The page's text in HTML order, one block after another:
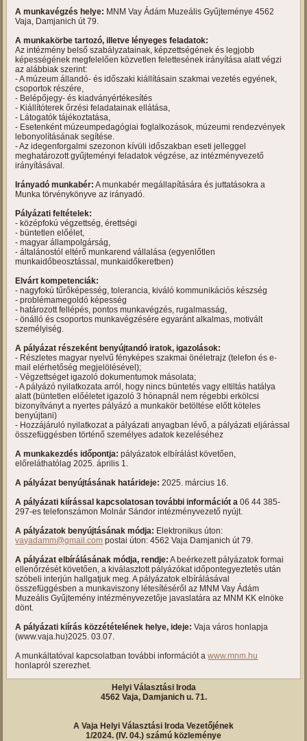
A munkavégzés helye: MNM Vay Ádám Muzeális Gyűjteménye 4562
Vaja, Damjanich út 79.
A munkakörbe tartozó, illetve lényeges feladatok:
Az intézmény belső szabályzatainak, képzettségének és legjobb
képességének megfelelően közvetlen felettesének irányítása alatt végzi
az alábbiak szerint:
- A múzeum állandó- és időszaki kiállításain szakmai vezetés egyének,
csoportok részére,
- Belépőjegy- és kiadványértékesítés
- Kiállítóterek őrzési feladatainak ellátása,
- Látogatók tájékoztatása,
- Esetenként múzeumpedagógiai foglalkozások, múzeumi rendezvények
lebonyolításának segítése.
- Az idegenforgalmi szezonon kívüli időszakban eseti jelleggel
meghatározott gyűjteményi feladatok végzése, az intézményvezető
irányításával.
Irányadó munkabér: A munkabér megállapítására és juttatásokra a
Munka törvénykönyve az irányadó.
Pályázati feltételek:
- középfokú végzettség, érettségi
- büntetlen előélet,
- magyar állampolgárság,
- általánostól eltérő munkarend vállalása (egyenlőtlen
munkaidőbeosztással, munkaidőkeretben)
Elvárt kompetenciák:
- nagyfokú tűrőképesség, tolerancia, kiváló kommunikációs készség
- problémamegoldó képesség
- határozott fellépés, pontos munkavégzés, rugalmasság,
- önálló és csoportos munkavégzésére egyaránt alkalmas, motivált
személyiség.
A pályázat részeként benyújtandó iratok, igazolások:
- Részletes magyar nyelvű fényképes szakmai önéletrajz (telefon és e-
mail elérhetőség megjelölésével);
- Végzettséget igazoló dokumentumok másolata;
- A pályázó nyilatkozata arról, hogy nincs büntetés vagy eltiltás hatálya
alatt (büntetlen előéletet igazoló 3 hónapnál nem régebbi erkölcsi
bizonyítványt a nyertes pályázó a munkakör betöltése előtt köteles
benyújtani)
- Hozzájáruló nyilatkozat a pályázati anyagban lévő, a pályázati eljárással
összefüggésben történő személyes adatok kezeléséhez
A munkakezdés időpontja: pályázatok elbírálást követően,
előreláthatólag 2025. április 1.
A pályázat benyújtásának határideje: 2025. március 16.
A pályázati kiírással kapcsolatosan további információt a 06 44 385-
297-es telefonszámon Molnár Sándor intézményvezető nyújt.
A pályázatok benyújtásának módja: Elektronikus úton:
vayadamm@gmail.com postai úton: 4562 Vaja Damjanich út 79.
A pályázat elbírálásának módja, rendje: A beérkezett pályázatok formai
ellenőrzését követően, a kiválasztott pályázókat időpontegyeztetés után
szóbeli interjún hallgatjuk meg. A pályázatok elbírálásával
összefüggésben a munkaviszony létesítéséről az MNM Vay Ádám
Muzeális Gyűjtemény intézményvezetője javaslatára az MNM KK elnöke
dönt.
A pályázati kiírás közzétételének helye, ideje: Vaja város honlapja
(www.vaja.hu)2025. 03.07.
A munkáltatóval kapcsolatban további információt awww.mnm.hu
honlapról szerezhet.
Helyi Választási Iroda
4562 Vaja, Damjanich u. 71.
A Vaja Helyi Választási Iroda Vezetőjének
1/2024. (IV. 04.) számú közleménye